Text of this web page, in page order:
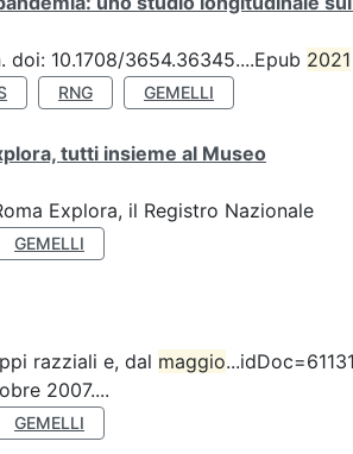
10.1708/3654.36345....Epub 2021
RNG GEMELLI
tutti insieme al Museo
Explora, il Registro Nazionale
GEMELLI
razziali e, dal maggio
2007....
GEMELLI